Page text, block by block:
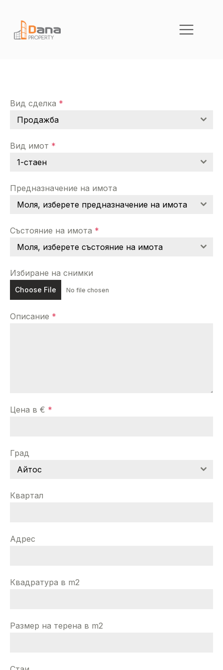
Вид сделка *
Продажба
Вид имот *
1-стаен
Предназначение на имота
Моля, изберете предназначение на имота
Състояние на имота *
Моля, изберете състояние на имота
Избиране на снимки
Choose File No file chosen
Описание *
Цена в € *
Град
Айтос
Квартал
Адрес
Квадратура в m2
Размер на терена в m2